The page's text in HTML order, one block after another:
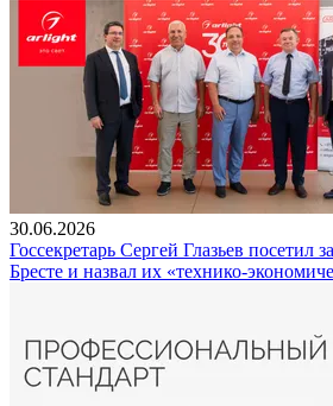
30.06.2026
Госсекретарь Сергей Глазьев посетил
Бресте и назвал их «технико-